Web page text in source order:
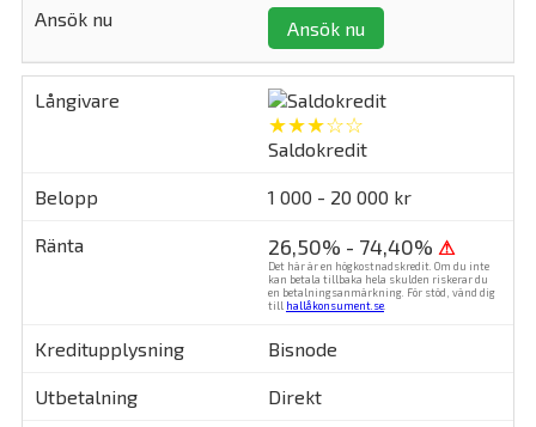
Ansök nu
★★★☆☆
Saldokredit
1 000 - 20 000 kr
26,50% - 74,40% ⚠
Det här är en högkostnadskredit. Om du inte
kan betala tillbaka hela skulden riskerar du
en betalningsanmärkning. För stöd, vänd dig
till hallåkonsument.se
Bisnode
Direkt